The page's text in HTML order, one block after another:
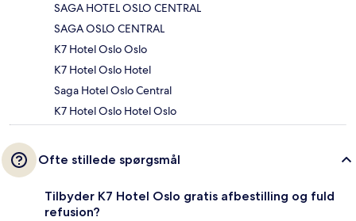
SAGA HOTEL OSLO CENTRAL
SAGA OSLO CENTRAL
K7 Hotel Oslo Oslo
K7 Hotel Oslo Hotel
Saga Hotel Oslo Central
K7 Hotel Oslo Hotel Oslo
Ofte stillede spørgsmål
Tilbyder K7 Hotel Oslo gratis afbestilling og fuld
refusion?